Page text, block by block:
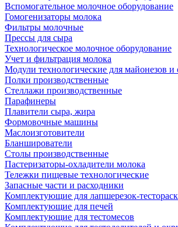
Вспомогательное молочное оборудование
Гомогенизаторы молока
Фильтры молочные
Прессы для сыра
Технологическое молочное оборудование
Учет и фильтрация молока
Модули технологические для майонезов и
Полки производственные
Стеллажи производственные
Парафинеры
Плавители сыра, жира
Формовочные машины
Маслоизготовители
Бланширователи
Столы производственные
Пастеризаторы-охладители молока
Тележки пищевые технологические
Запасные части и расходники
Комплектующие для лапшерезок-
Комплектующие для печей
Комплектующие для тестомесов